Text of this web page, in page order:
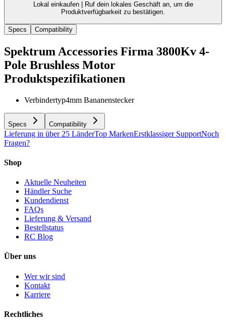
Lokal einkaufen |
Ruf dein lokales Geschäft an, um die
Produktverfügbarkeit zu bestätigen.
Specs Compatibility
Spektrum Accessories Firma 3800Kv 4-
Pole Brushless Motor
Produktspezifikationen
Verbindertyp4mm Bananenstecker
Specs Compatibility
Lieferung in über 25 LänderTop MarkenErstklassiger SupportNoch
Fragen?
Shop
Aktuelle Neuheiten
Händler Suche
Kundendienst
FAQs
Lieferung & Versand
Bestellstatus
RC Blog
Über uns
Wer wir sind
Kontakt
Karriere
Rechtliches